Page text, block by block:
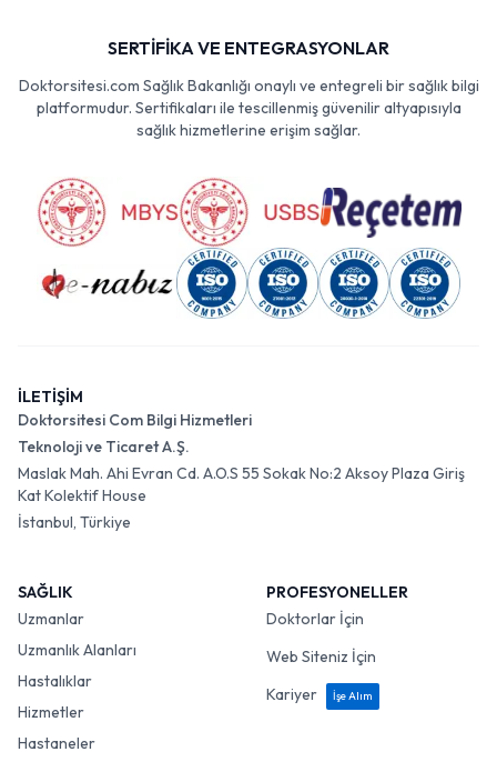
SERTİFİKA VE ENTEGRASYONLAR
Doktorsitesi.com Sağlık Bakanlığı onaylı ve entegreli bir sağlık bilgi
platformudur. Sertifikaları ile tescillenmiş güvenilir altyapısıyla
sağlık hizmetlerine erişim sağlar.
İLETİŞİM
Doktorsitesi Com Bilgi Hizmetleri
Teknoloji ve Ticaret A.Ş.
Maslak Mah. Ahi Evran Cd. A.O.S 55 Sokak No:2 Aksoy Plaza Giriş
Kat Kolektif House
İstanbul, Türkiye
SAĞLIK
Uzmanlar
Uzmanlık Alanları
Hastalıklar
Hizmetler
Hastaneler
PROFESYONELLER
Doktorlar İçin
Web Siteniz İçin
Kariyer
İşe Alım